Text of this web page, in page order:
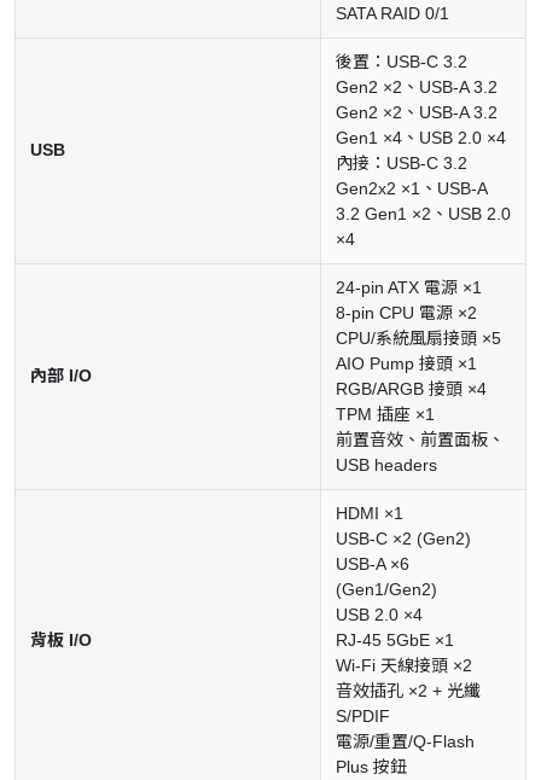
SATA RAID 0/1
USB
後置：USB-C 3.2
Gen2 ×2、USB-A 3.2
Gen2 ×2、USB-A 3.2
Gen1 ×4、USB 2.0 ×4
內接：USB-C 3.2
Gen2x2 ×1、USB-A
3.2 Gen1 ×2、USB 2.0
×4
內部 I/O
24-pin ATX 電源 ×1
8-pin CPU 電源 ×2
CPU/系統風扇接頭 ×5
AIO Pump 接頭 ×1
RGB/ARGB 接頭 ×4
TPM 插座 ×1
前置音效、前置面板、
USB headers
背板 I/O
HDMI ×1
USB-C ×2 (Gen2)
USB-A ×6
(Gen1/Gen2)
USB 2.0 ×4
RJ-45 5GbE ×1
Wi-Fi 天線接頭 ×2
音效插孔 ×2 + 光纖
S/PDIF
電源/重置/Q-Flash
Plus 按鈕